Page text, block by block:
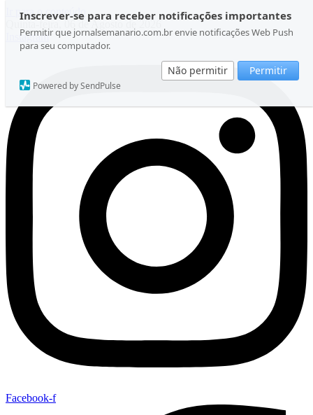
Inscrever-se para receber notificações importantes
Permitir que jornalsemanario.com.br envie notificações Web Push
para seu computador.
Não permitir Permitir
Powered by SendPulse
Ir para o conteúdo
Quinta-feira, 06 de Agosto de 2026
Instagram
Facebook-f